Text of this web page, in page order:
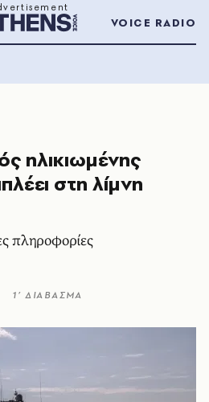
VOICE RADIO
ηλικιωμένης
στη λίμνη
πληροφορίες
1’ ΔΙΑΒΑΣΜΑ